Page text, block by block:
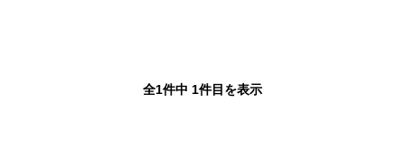
全1件中 1件目を表示